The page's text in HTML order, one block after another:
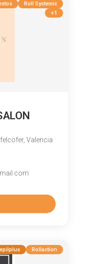
Roll Systemic
+1
Valencia
Rollaction